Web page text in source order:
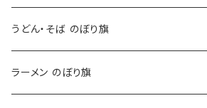
うどん・そば のぼり旗
ラーメン のぼり旗